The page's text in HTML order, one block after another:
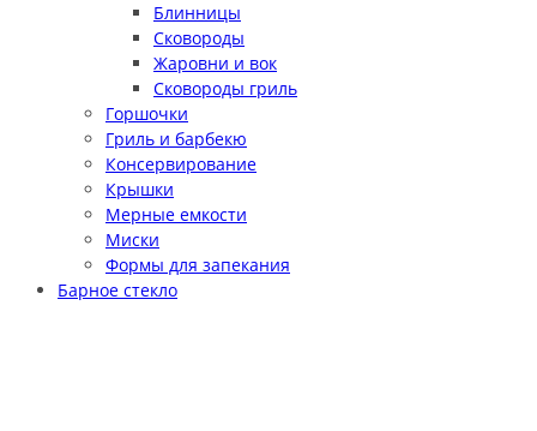
Блинницы
Сковороды
Жаровни и вок
Сковороды гриль
Горшочки
Гриль и барбекю
Консервирование
Крышки
Мерные емкости
Миски
Формы для запекания
Барное стекло